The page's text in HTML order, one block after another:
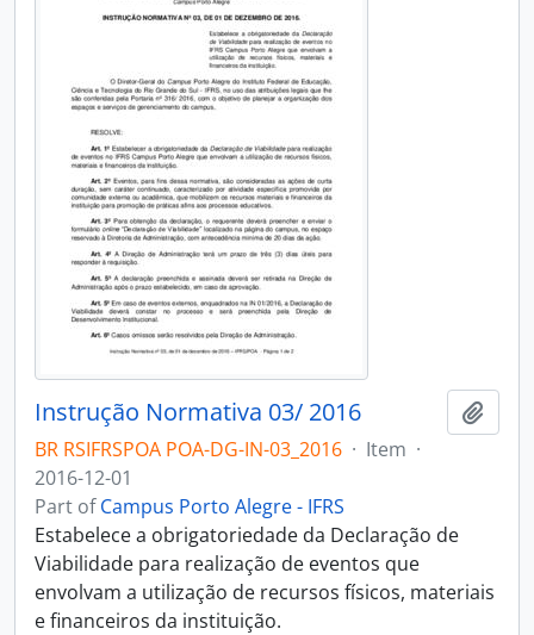
Instrução Normativa 03/ 2016
BR RSIFRSPOA POA-DG-IN-03_2016 · Item ·
2016-12-01
Part ofCampus Porto Alegre - IFRS
Estabelece a obrigatoriedade da Declaração de
Viabilidade para realização de eventos que
envolvam a utilização de recursos físicos, materiais
e financeiros da instituição.